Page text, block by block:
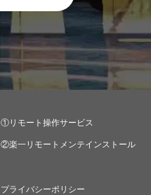
①リモート操作サービス
②楽一リモートメンテインストール
プライバシーポリシー